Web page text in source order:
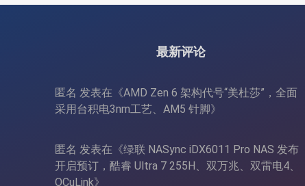
最新评论
匿名 发表在《AMD Zen 6 架构代号“美杜莎”，全面
采用台积电3nm工艺、AM5 针脚》
匿名 发表在《绿联 NASync iDX6011 Pro NAS 发布
开启预订，酷睿 Ultra 7 255H、双万兆、双雷电4、
OCuLink》